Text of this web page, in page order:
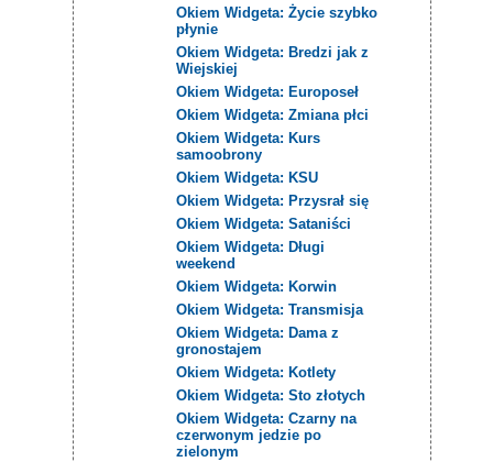
Okiem Widgeta: Życie szybko
płynie
Okiem Widgeta: Bredzi jak z
Wiejskiej
Okiem Widgeta: Europoseł
Okiem Widgeta: Zmiana płci
Okiem Widgeta: Kurs
samoobrony
Okiem Widgeta: KSU
Okiem Widgeta: Przysrał się
Okiem Widgeta: Sataniści
Okiem Widgeta: Długi
weekend
Okiem Widgeta: Korwin
Okiem Widgeta: Transmisja
Okiem Widgeta: Dama z
gronostajem
Okiem Widgeta: Kotlety
Okiem Widgeta: Sto złotych
Okiem Widgeta: Czarny na
czerwonym jedzie po
zielonym